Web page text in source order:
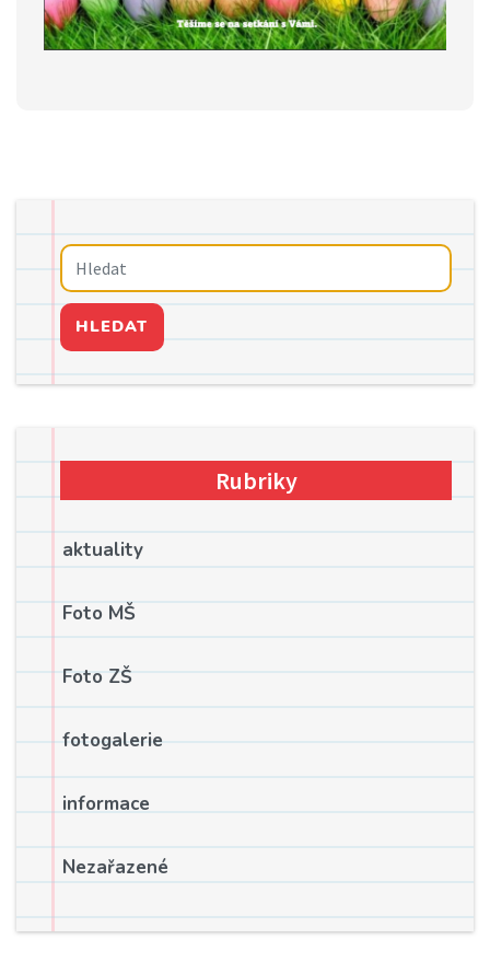
HLEDAT
Rubriky
aktuality
Foto MŠ
Foto ZŠ
fotogalerie
informace
Nezařazené